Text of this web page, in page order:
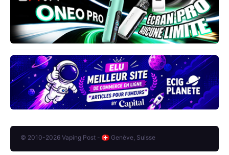
© 2010-2026 Vaping Post - Genève, Suisse